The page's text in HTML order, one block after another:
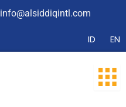
info@alsiddiqintl.com
ID EN